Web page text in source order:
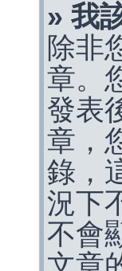
» 我
除非
章。
發表
章，
錄，
況下
不會